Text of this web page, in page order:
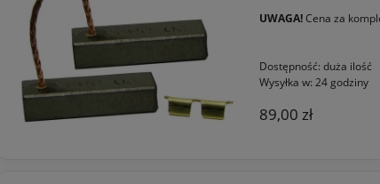
UWAGA!Cena za
Dostępność: duża ilość
Wysyłka w: 24 godziny
89,00 zł